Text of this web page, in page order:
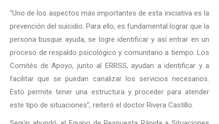
“Uno de los aspectos más importantes de esta iniciativa es la
prevención del suicidio. Para ello, es fundamental lograr que la
persona busque ayuda, se logre identificar y así entrar en un
proceso de respaldo psicológico y comunitario a tiempo. Los
Comités de Apoyo, junto al ERRSS, ayudan a identificar y a
facilitar que se puedan canalizar los servicios necesarios.
Esto permite tener una estructura y proceder para atender
este tipo de situaciones”, reiteró el doctor Rivera Castillo.